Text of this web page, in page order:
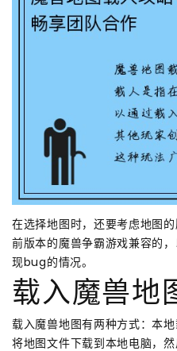
在选择地图时，还要考虑地图
前版本的魔兽争霸游戏兼容的
现bug的情况。
载入魔兽地
载入魔兽地图有两种方式：本
将地图文件下载到本地电脑，